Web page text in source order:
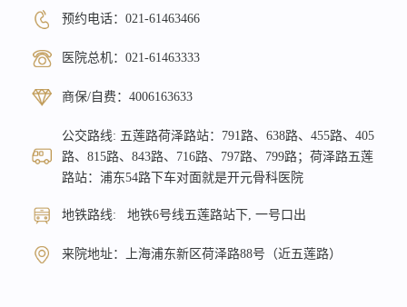
预约电话： 021-61463466
医院总机： 021-61463333
商保/自费： 4006163633
公交路线: 五莲路荷泽路站：791路、638路、455路、405
路、815路、843路、716路、797路、799路；荷泽路五莲
路站：浦东54路下车对面就是开元骨科医院
地铁路线: 地铁6号线五莲路站下, 一号口出
来院地址：上海浦东新区荷泽路88号（近五莲路）